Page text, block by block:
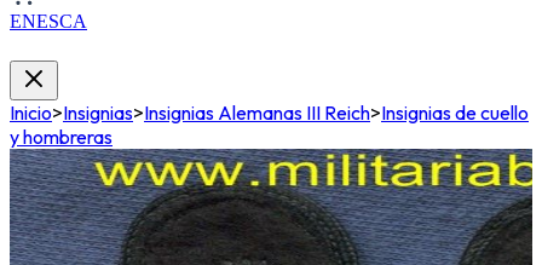
ENESCA
Inicio>Insignias>Insignias Alemanas III Reich>Insignias de cuello
y hombreras